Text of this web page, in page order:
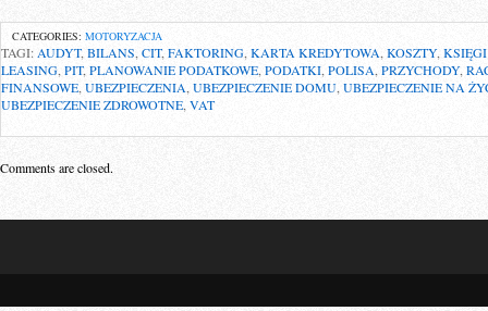
CATEGORIES: MOTORYZACJA
TAGI: AUDYT, BILANS CIT, FAKTORING, KARTA KREDYTOWA, KOSZTY,
LEASING PIT, PLANOWANIE PODATKOWE, PODATKI POLISA PRZYCHODY,
FINANSOWE UBEZPIECZENIA UBEZPIECZENIE DOMU, UBEZPIECZENIE NA
UBEZPIECZENIE ZDROWOTNE, VAT
Comments are closed.